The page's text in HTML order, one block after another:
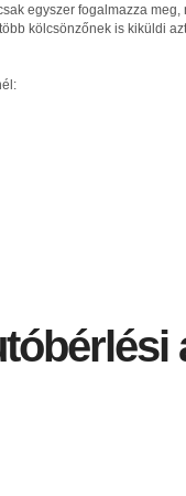
egyszer fogalmazza
kölcsönzőnek is kiküldi